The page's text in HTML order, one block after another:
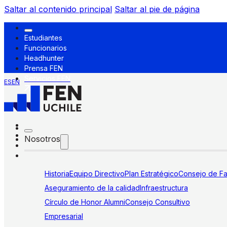
Saltar al contenido principal Saltar al pie de página
Estudiantes
Funcionarios
Headhunter
Prensa FEN
ESEN
Nosotros
HistoriaEquipo DirectivoPlan EstratégicoConsejo de
Aseguramiento de la calidadInfraestructura
Círculo de Honor AlumniConsejo Consultivo
Empresarial